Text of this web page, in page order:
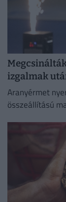
izgalmak
Aranyérmet
összeállítású